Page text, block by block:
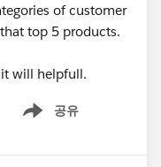
of customer
top 5 products.
will helpfull.
공유
Show menu